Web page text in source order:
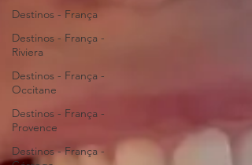
Destinos - França
Destinos - França -
Riviera
Destinos - França -
Occitane
Destinos - França -
Provence
Destinos - França -